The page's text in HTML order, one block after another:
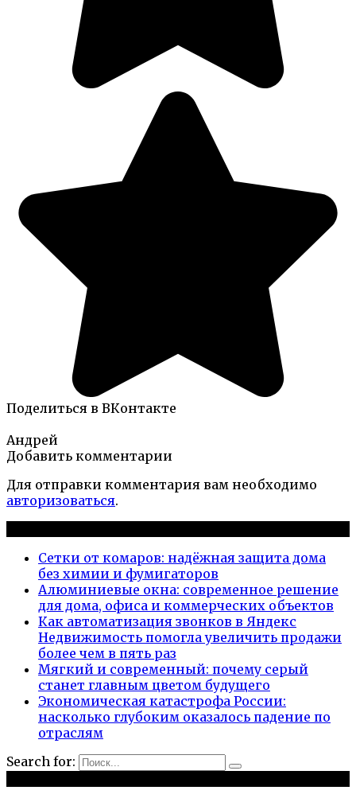
Поделиться в ВКонтакте
Андрей
Добавить комментарии
Для отправки комментария вам необходимо
авторизоваться.
Сетки от комаров: надёжная защита дома
без химии и фумигаторов
Алюминиевые окна: современное решение
для дома, офиса и коммерческих объектов
Как автоматизация звонков в Яндекс
Недвижимость помогла увеличить продажи
более чем в пять раз
Мягкий и современный: почему серый
станет главным цветом будущего
Экономическая катастрофа России:
насколько глубоким оказалось падение по
отраслям
Search for: